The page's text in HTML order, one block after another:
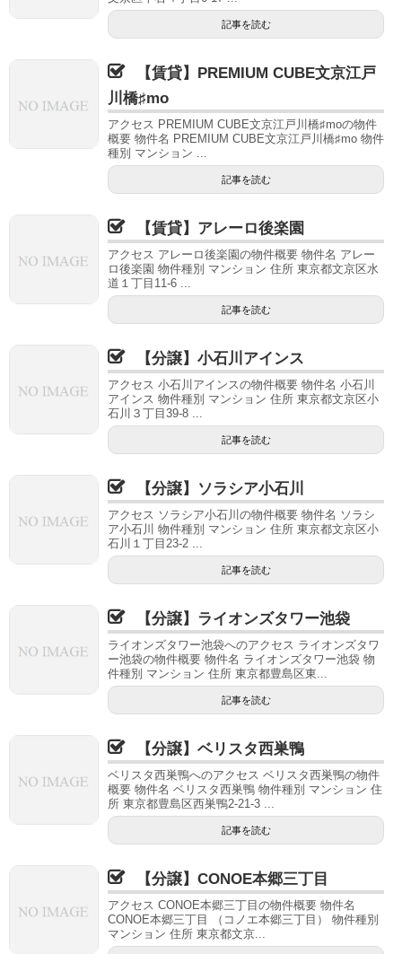
記事を読む
【賃貸】PREMIUM CUBE文京江戸
川橋♯mo
アクセス PREMIUM CUBE文京江戸川橋♯moの物件
概要 物件名 PREMIUM CUBE文京江戸川橋♯mo 物件
種別 マンション ...
記事を読む
【賃貸】アレーロ後楽園
アクセス アレーロ後楽園の物件概要 物件名 アレー
ロ後楽園 物件種別 マンション 住所 東京都文京区水
道１丁目11-6 ...
記事を読む
【分譲】小石川アインス
アクセス 小石川アインスの物件概要 物件名 小石川
アインス 物件種別 マンション 住所 東京都文京区小
石川３丁目39-8 ...
記事を読む
【分譲】ソラシア小石川
アクセス ソラシア小石川の物件概要 物件名 ソラシ
ア小石川 物件種別 マンション 住所 東京都文京区小
石川１丁目23-2 ...
記事を読む
【分譲】ライオンズタワー池袋
ライオンズタワー池袋へのアクセス ライオンズタワ
ー池袋の物件概要 物件名 ライオンズタワー池袋 物
件種別 マンション 住所 東京都豊島区東...
記事を読む
【分譲】ベリスタ西巣鴨
ベリスタ西巣鴨へのアクセス ベリスタ西巣鴨の物件
概要 物件名 ベリスタ西巣鴨 物件種別 マンション 住
所 東京都豊島区西巣鴨2-21-3 ...
記事を読む
【分譲】CONOE本郷三丁目
アクセス CONOE本郷三丁目の物件概要 物件名
CONOE本郷三丁目 （コノエ本郷三丁目） 物件種別
マンション 住所 東京都文京...